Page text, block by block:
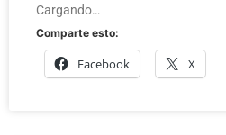
Cargando…
Comparte esto:
Facebook X